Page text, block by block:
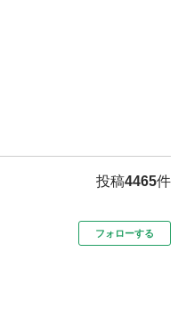
投稿4465件
フォローする